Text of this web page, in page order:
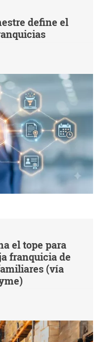
define el
el tope para
franquicia de
(vía